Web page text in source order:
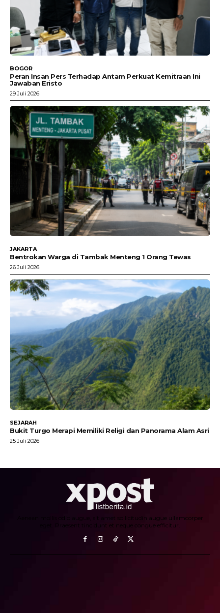
BOGOR
Peran Insan Pers Terhadap Antam Perkuat Kemitraan Ini
Jawaban Eristo
29 Juli 2026
JAKARTA
Bentrokan Warga di Tambak Menteng 1 Orang Tewas
26 Juli 2026
SEJARAH
Bukit Turgo Merapi Memiliki Religi dan Panorama Alam Asri
25 Juli 2026
Aenean mollis odio augue, sit amet sollicitudin augue ullamcorper
eget. Praesent tincidunt et neque congue efficitur.